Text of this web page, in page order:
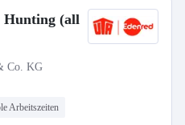
Hunting (all
Co. KG
Arbeitszeiten